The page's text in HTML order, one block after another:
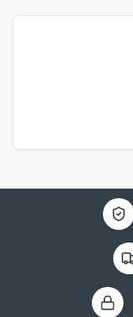
Politique de confidentialité